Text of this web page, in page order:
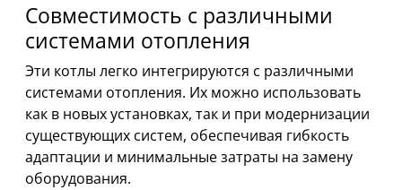
Совместимость с различными
системами отопления
Эти котлы легко интегрируются с различными
системами отопления. Их можно использовать
как в новых установках, так и при модернизации
существующих систем, обеспечивая гибкость
адаптации и минимальные затраты на замену
оборудования.